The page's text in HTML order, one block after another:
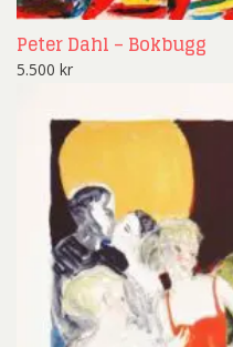
Peter Dahl – Bokbugg
5.500 kr